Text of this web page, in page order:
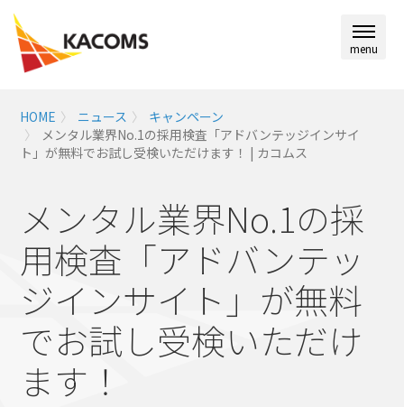
menu
HOME ニュース
キャンペーン
メンタル業界No.1の採用検査「アドバンテッジインサイ
ト」が無料でお試し受検いただけます！ | カコムス
メンタル業界No.1の採
用検査「アドバンテッ
ジインサイト」が無料
でお試し受検いただけ
ます！